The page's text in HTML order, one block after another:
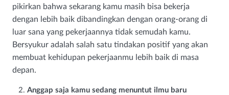
pikirkan bahwa sekarang kamu masih bisa bekerja
dengan lebih baik dibandingkan dengan orang-orang di
luar sana yang pekerjaannya tidak semudah kamu.
Bersyukur adalah salah satu tindakan positif yang akan
membuat kehidupan pekerjaanmu lebih baik di masa
depan.
Anggap saja kamu sedang menuntut ilmu baru